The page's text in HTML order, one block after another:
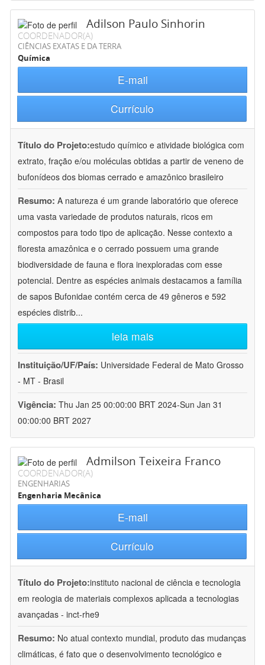
Adilson Paulo Sinhorin
COORDENADOR(A)
CIÊNCIAS EXATAS E DA TERRA
Química
E-mail
Currículo
Título do Projeto:estudo químico e atividade biológica com
extrato, fração e/ou moléculas obtidas a partir de veneno de
bufonídeos dos biomas cerrado e amazônico brasileiro
Resumo: A natureza é um grande laboratório que oferece
uma vasta variedade de produtos naturais, ricos em
compostos para todo tipo de aplicação. Nesse contexto a
floresta amazônica e o cerrado possuem uma grande
biodiversidade de fauna e flora inexploradas com esse
potencial. Dentre as espécies animais destacamos a família
de sapos Bufonidae contém cerca de 49 gêneros e 592
espécies distrib...
leia mais
Instituição/UF/País: Universidade Federal de Mato Grosso
- MT - Brasil
Vigência: Thu Jan 25 00:00:00 BRT 2024-Sun Jan 31
00:00:00 BRT 2027
Admilson Teixeira Franco
COORDENADOR(A)
ENGENHARIAS
Engenharia Mecânica
E-mail
Currículo
Título do Projeto:instituto nacional de ciência e tecnologia
em reologia de materiais complexos aplicada a tecnologias
avançadas - inct-rhe9
Resumo: No atual contexto mundial, produto das mudanças
climáticas, é fato que o desenvolvimento tecnológico e